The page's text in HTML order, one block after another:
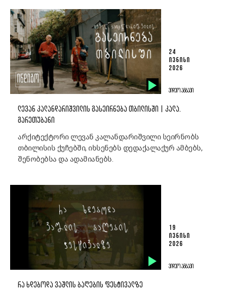
24
ᲘᲕᲜᲘᲡᲘ
2026
ᲕᲘᲓᲔᲝ ᲐᲛᲑᲐᲕᲘ
ᲚᲔᲕᲐᲜ ᲙᲐᲚᲐᲜᲓᲐᲠᲘᲨᲕᲘᲚᲘᲡ ᲒᲐᲡᲔᲘᲠᲜᲔᲑᲐ ᲗᲑᲘᲚᲘᲡᲨᲘ | ᲙᲐᲚᲐ.
ᲒᲐᲠᲔᲗᲣᲑᲐᲜᲘ
არქიტექტორი ლევან კალანდარიშვილი სეირნობს
თბილისის ქუჩებში, იხსენებს დედაქალაქურ ამბებს,
შენობებსა და ადამიანებს.
19
ᲘᲕᲜᲘᲡᲘ
2026
ᲕᲘᲓᲔᲝ ᲐᲛᲑᲐᲕᲘ
ᲠᲐ ᲮᲓᲔᲑᲝᲓᲐ ᲕᲐᲨᲚᲘᲡ ᲑᲐᲦᲔᲑᲘᲡ ᲤᲔᲡᲢᲘᲕᲐᲚᲖᲔ